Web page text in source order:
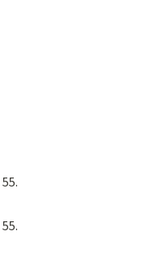
55.
55.